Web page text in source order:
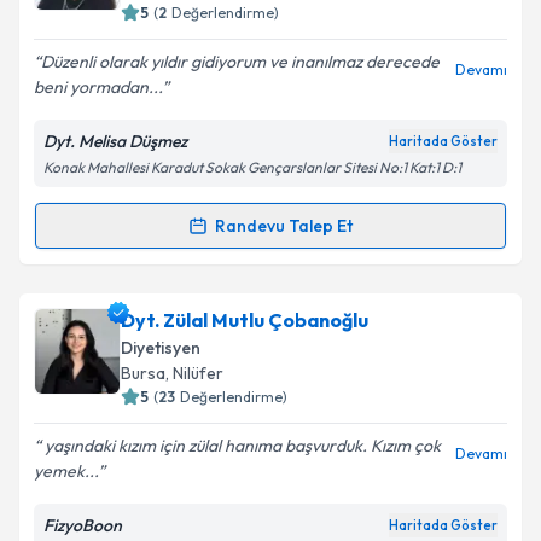
Kişisel verilerimin işlenmesine ilişkin
Aydınlatma
Metni'ni okudum ve kişisel verilerimin belirtilen
kapsamda işlenmesini kabul ediyorum.
5 (2 Değerlendirme)
Düzenli olarak yıldır gidiyorum ve inanılmaz derecede
beni yormadan...
Devamı
Dyt. Melisa Düşmez Haritada Göster
Konak Mahallesi Karadut Sokak Gençarslanlar Sitesi No:1 Kat:1 D:1
Randevu Talep Et
Randevu Takvimi Talebi
Dyt. Melisa Düşmeziçin randevu takvimi talebi
oluşturun. Size bu uzmandan randevu almanız için bir
takvim hazırlandığında e-posta ile bilgilendireceğiz.
Kişisel verilerimin işlenmesine ilişkin
Aydınlatma
Dyt. Zülal Mutlu Çobanoğlu
Diyetisyen
Bursa, Nilüfer
5 (23 Değerlendirme)
yaşındaki kızım için zülal hanıma başvurduk. Kızım çok
yemek...
Devamı
FizyoBoon Haritada Göster